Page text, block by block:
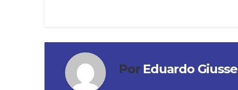
Por Eduardo